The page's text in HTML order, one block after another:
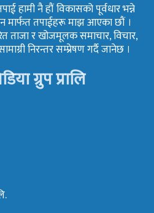
हामी नै हौं विकासको पूर्वधार भन्ने
मार्फत तपाईहरू माझ आएका छौं ।
ताजा र खोजमूलक समाचार, विचार,
निरन्तर सम्प्रेषण गर्दै जानेछ ।
ग्रुप प्रालि